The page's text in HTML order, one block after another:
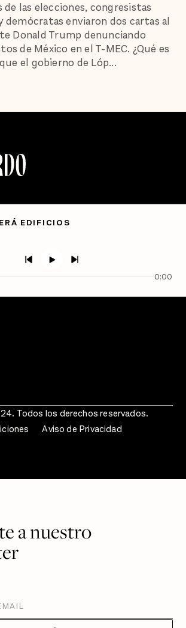
de las elecciones, congresistas
demócratas enviaron dos cartas al
Donald Trump denunciando
de México en el T-MEC. ¿Qué es
el gobierno de Lóp...
EDIFICIOS
0:00
Todos los derechos reservados.
Aviso de Privacidad
a nuestro